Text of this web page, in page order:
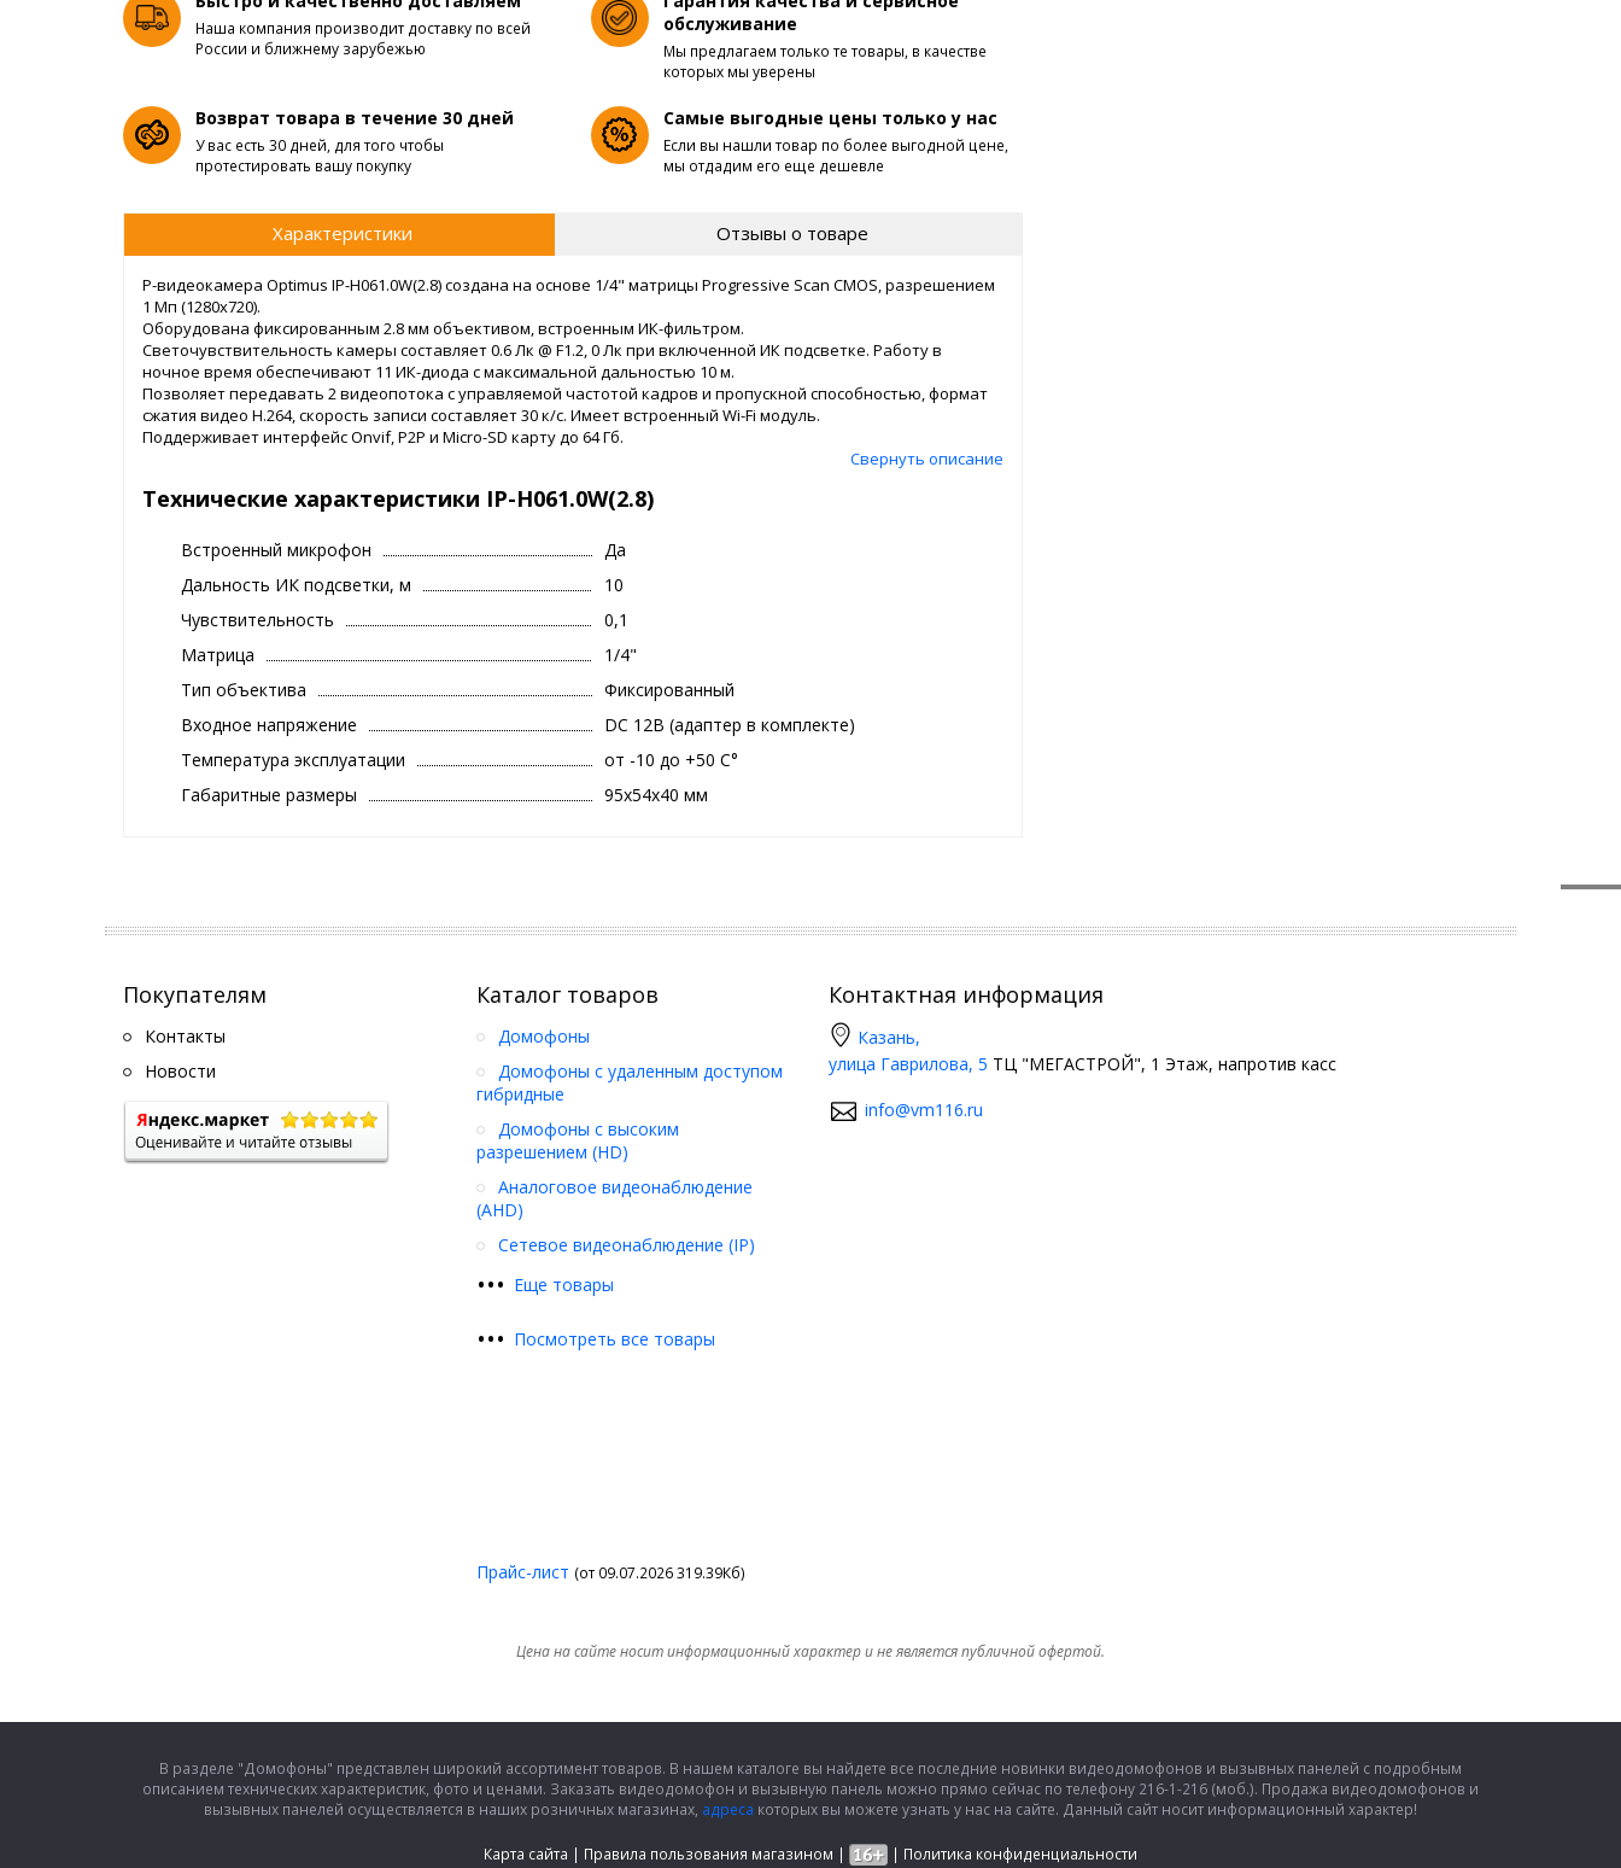
Наша компания производит доставку по всей
России и ближнему зарубежью
обслуживание
Мы предлагаем только те товары, в качестве
которых мы уверены
Возврат товара в течение 30 дней
У вас есть 30 дней, для того чтобы
протестировать вашу покупку
Самые выгодные цены только у нас
Если вы нашли товар по более выгодной цене,
мы отдадим его еще дешевле
Характеристики Отзывы о товаре
P-видеокамера Optimus IP-H061.0W(2.8) создана на основе 1/4" матрицы Progressive Scan CMOS, разрешением
1 Мп (1280х720).
Оборудована фиксированным 2.8 мм объективом, встроенным ИК-фильтром.
Светочувствительность камеры составляет 0.6 Лк @ F1.2, 0 Лк при включенной ИК подсветке. Работу в
ночное время обеспечивают 11 ИК-диода с максимальной дальностью 10 м.
Позволяет передавать 2 видеопотока с управляемой частотой кадров и пропускной способностью, формат
сжатия видео H.264, скорость записи составляет 30 к/с. Имеет встроенный Wi-Fi модуль.
Поддерживает интерфейс Onvif, P2P и Micro-SD карту до 64 Гб.
Свернуть описание
Технические характеристики IP-H061.0W(2.8)
Встроенный микрофон
Да
Дальность ИК подсветки, м
10
Чувствительность
0,1
Матрица
1/4"
Тип объектива
Фиксированный
Входное напряжение
DC 12В (адаптер в комплекте)
Температура эксплуатации
от -10 до +50 С°
Габаритные размеры
95х54х40 мм
Покупателям
Контакты
Новости
Каталог товаров
••• Еще товары
Домофоны
Домофоны с удаленным доступом
гибридные
Домофоны с высоким
разрешением (HD)
Аналоговое видеонаблюдение
(AHD)
Сетевое видеонаблюдение (IP)
••• Посмотреть все товары
Прайс-лист (от 09.07.2026 319.39Кб)
Контактная информация
Казань,
улица Гаврилова, 5 ТЦ "МЕГАСТРОЙ", 1 Этаж, напротив касс
info@vm116.ru
Цена на сайте носит информационный характер и не является публичной офертой.
В разделе "Домофоны" представлен широкий ассортимент товаров. В нашем каталоге вы найдете все последние новинки видеодомофонов и вызывных панелей с подробным
описанием технических характеристик, фото и ценами. Заказать видеодомофон и вызывную панель можно прямо сейчас по телефону 216-1-216 (моб.). Продажа видеодомофонов и
вызывных панелей осуществляется в наших розничных магазинах, адреса которых вы можете узнать у нас на сайте. Данный сайт носит информационный характер!
Карта сайта | Правила пользования магазином | | Политика конфиденциальности